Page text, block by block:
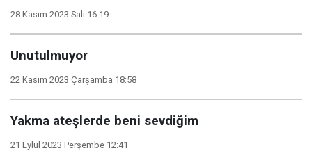
28 Kasım 2023 Salı 16:19
Unutulmuyor
22 Kasım 2023 Çarşamba 18:58
Yakma ateşlerde beni sevdiğim
21 Eylül 2023 Perşembe 12:41